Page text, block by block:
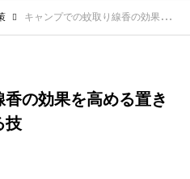
キャンプでの蚊取り線香の効果を高める置き場所！煙を上手く操る技
の効果を高める置き
技